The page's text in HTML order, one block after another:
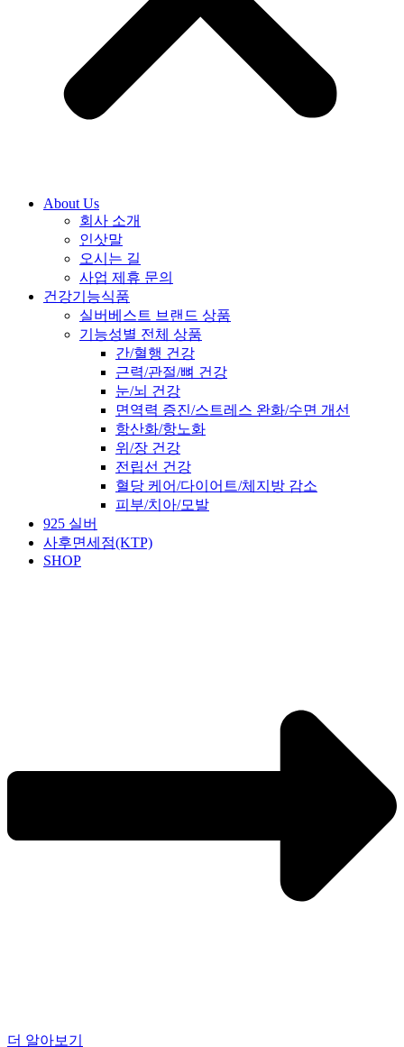
About Us
회사 소개
인삿말
오시는 길
사업 제휴 문의
건강기능식품
실버베스트 브랜드 상품
기능성별 전체 상품
간/혈행 건강
근력/관절/뼈 건강
눈/뇌 건강
면역력 증진/스트레스 완화/수면 개선
항산화/항노화
위/장 건강
전립선 건강
혈당 케어/다이어트/체지방 감소
피부/치아/모발
925 실버
사후면세점(KTP)
SHOP
더 알아보기